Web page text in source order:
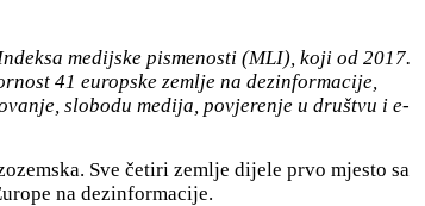
medijske pismenosti (MLI), koji od 2017.
41 europske zemlje na dezinformacije,
slobodu medija, povjerenje u društvu i e-
Sve četiri zemlje dijele prvo mjesto sa
na dezinformacije.